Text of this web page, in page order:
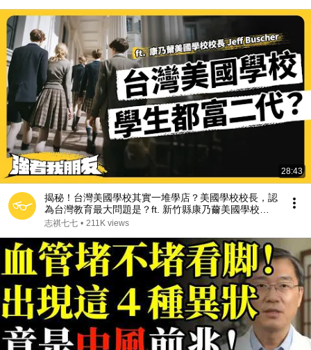
28:43
揭秘！台灣美國學校其實一堆學店？美國學校校長，認
為台灣教育最大問題是？ft. 新竹縣康乃薾美國學校校
長 Jeff Buscher《強者我朋友》EP 167｜志祺七七
志祺七七 • 211K views